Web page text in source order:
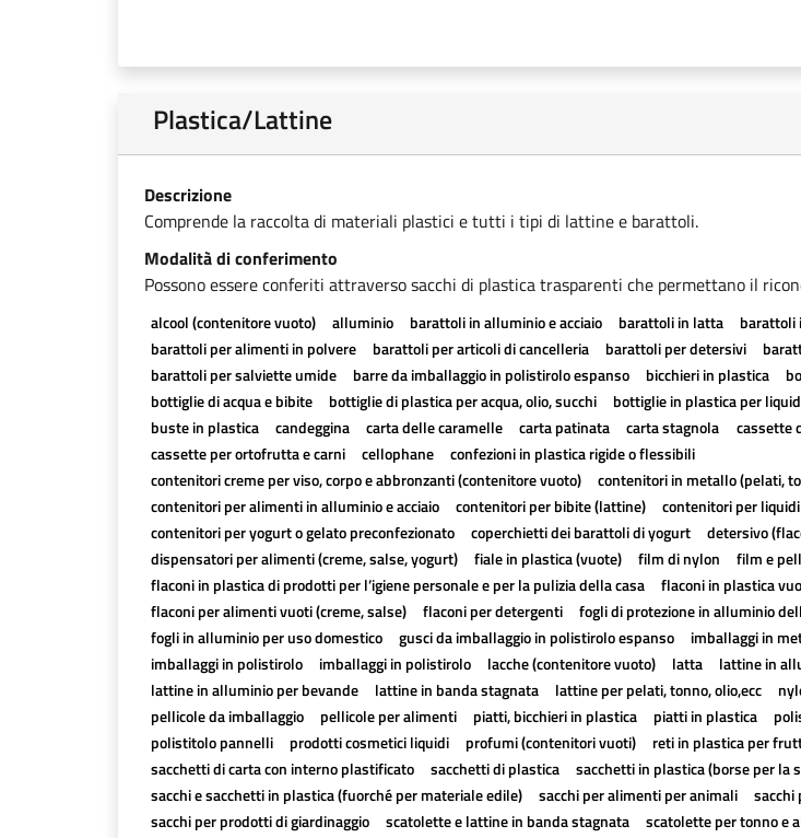
Plastica/Lattine
Descrizione
Comprende la raccolta di materiali plastici e tutti i tipi di lattine e barattoli.
Modalità di conferimento
Possono essere conferiti attraverso sacchi di plastica trasparenti che permettano il
alcool (contenitore vuoto) alluminio barattoli in alluminio e acciaio barattoli in latta barattoli
barattoli per alimenti in polvere
barattoli per articoli di cancelleria barattoli per detersivi
barattoli per salviette umide
barre da imballaggio in polistirolo espanso bicchieri in plastica
bottiglie di acqua e bibite
bottiglie di plastica per acqua, olio, succhi bottiglie in plastica per
buste in plastica
candeggina carta delle caramelle carta patinata carta stagnola cassette
cassette per ortofrutta e carni
cellophane
confezioni in plastica rigide o flessibili
contenitori creme per viso, corpo e abbronzanti (contenitore vuoto)
contenitori in metallo (pelati,
contenitori per alimenti in alluminio e acciaio
contenitori per bibite (lattine)
contenitori per
contenitori per yogurt o gelato preconfezionato
coperchietti dei barattoli di yogurt detersivo
dispensatori per alimenti (creme, salse, yogurt)
fiale in plastica (vuote) film di nylon
film e
flaconi in plastica di prodotti per l’igiene personale e per la pulizia della casa
flaconi in plastica
flaconi per alimenti vuoti (creme, salse)
flaconi per detergenti
fogli di protezione in alluminio
fogli in alluminio per uso domestico
gusci da imballaggio in polistirolo espanso imballaggi in
imballaggi in polistirolo
imballaggi in polistirolo lacche (contenitore vuoto) latta lattine in
lattine in alluminio per bevande
lattine in banda stagnata lattine per pelati, tonno, olio,ecc
pellicole da imballaggio
pellicole per alimenti piatti, bicchieri in plastica piatti in plastica
polistitolo pannelli
prodotti cosmetici liquidi profumi (contenitori vuoti)
reti in plastica per
sacchetti di carta con interno plastificato
sacchetti di plastica sacchetti in plastica (borse per la
sacchi e sacchetti in plastica (fuorché per materiale edile)
sacchi per alimenti per animali
sacchi
sacchi per prodotti di giardinaggio
scatolette e lattine in banda stagnata scatolette per tonno e